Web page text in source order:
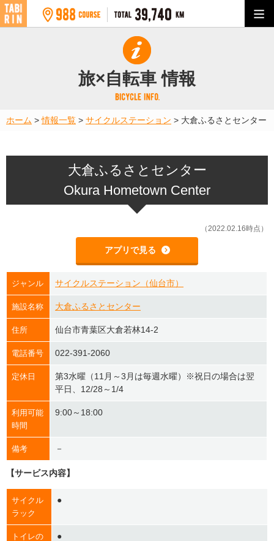
旅×自転車 情報
ホーム >情報一覧 > サイクルステーション > 大倉ふるさとセンター
大倉ふるさとセンター
Okura Hometown Center
（2022.02.16時点）
アプリで見る
ジャンル サイクルステーション（仙台市）
施設名称 大倉ふるさとセンター
住所 仙台市青葉区大倉若林14-2
電話番号 022-391-2060
定休日
第3水曜（11月～3月は毎週水曜）※祝日の場合は翌
平日、12/28～1/4
利用可能
時間
9:00～18:00
備考 －
【サービス内容】
サイクル
ラック
●
トイレの
●